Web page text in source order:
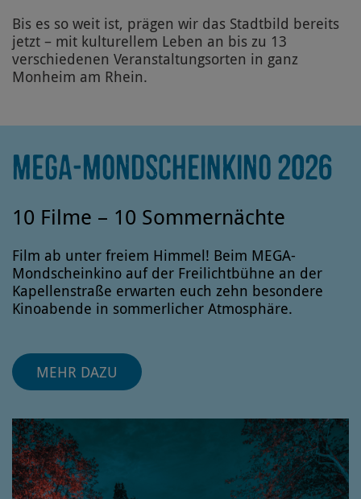
Bis es so weit ist, prägen wir das Stadtbild bereits
jetzt – mit kulturellem Leben an bis zu 13
verschiedenen Veranstaltungsorten in ganz
Monheim am Rhein.
MEGA-MONDSCHEINKINO 2026
10 Filme – 10 Sommernächte
Film ab unter freiem Himmel! Beim MEGA-
Mondscheinkino auf der Freilichtbühne an der
Kapellenstraße erwarten euch zehn besondere
Kinoabende in sommerlicher Atmosphäre.
MEHR DAZU